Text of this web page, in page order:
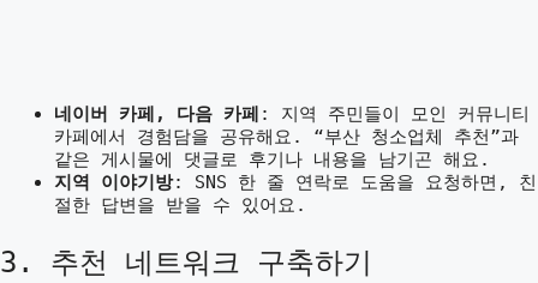
네이버 카페, 다음 카페 : 지역 주민들이 모인 커뮤니티
카페에서 경험담을 공유해요. “부산 청소업체 추천”과
같은 게시물에 댓글로 후기나 내용을 남기곤 해요.
지역 이야기방: SNS 한 줄 연락로 도움을 요청하면, 친
절한 답변을 받을 수 있어요.
3. 추천 네트워크 구축하기